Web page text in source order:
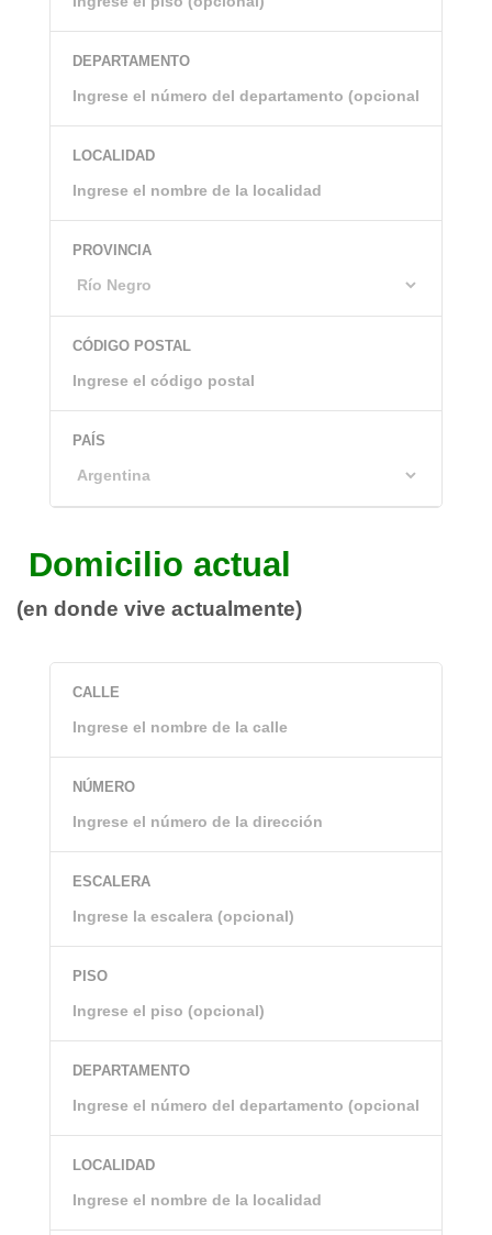
DEPARTAMENTO
LOCALIDAD
PROVINCIA
CÓDIGO POSTAL
PAÍS
Domicilio actual
(en donde vive actualmente)
CALLE
NÚMERO
ESCALERA
PISO
DEPARTAMENTO
LOCALIDAD